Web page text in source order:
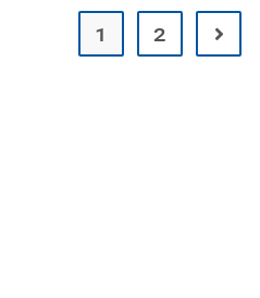
1 2